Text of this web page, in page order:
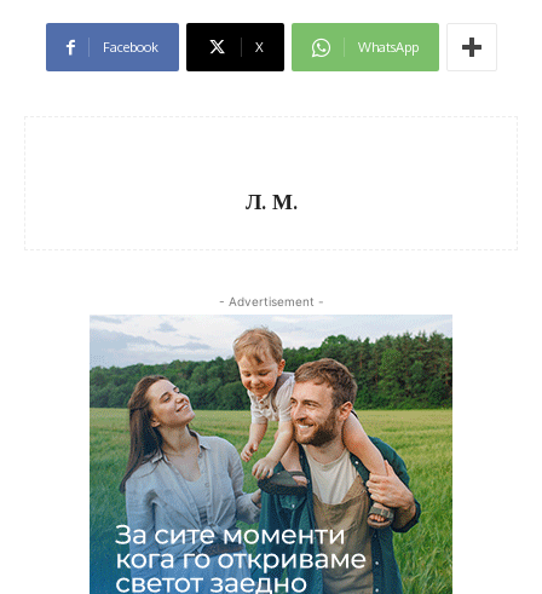
Facebook X WhatsApp
Л. М.
- Advertisement -